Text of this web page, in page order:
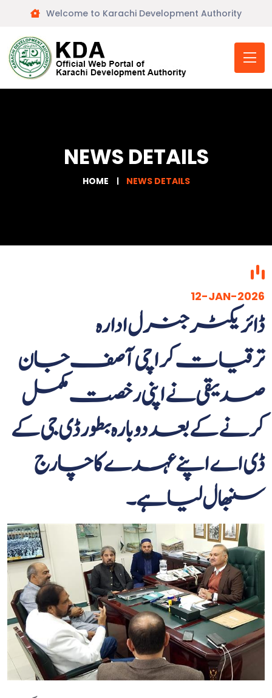
Welcome to Karachi Development Authority
NEWS DETAILS
HOME NEWS DETAILS
12-JAN-2026
ڈائریکٹر جنرل ادارہ
ترقیات کراچی آصف جان
صدیقی نے اپنی رخصت مکمل
کرنے کے بعد دوبارہ بطور ڈی جی کے
ڈی اے اپنے عہدے کا چارج
سنبھال لیا ہے۔